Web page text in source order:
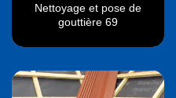
Nettoyage et pose de
gouttière 69